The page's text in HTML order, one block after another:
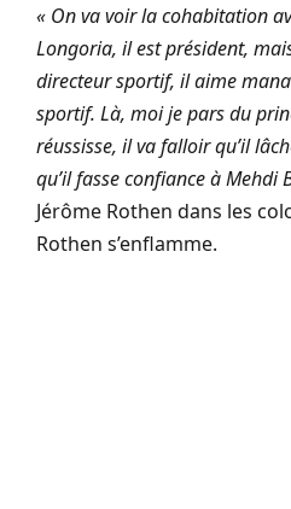
« On va voir la cohabitation
Longoria, il est président,
directeur sportif, il aime
sportif. Là, moi je pars du
réussisse, il va falloir qu’il
qu’il fasse confiance à Mehdi
Jérôme Rothen dans les
Rothen s’enflamme.